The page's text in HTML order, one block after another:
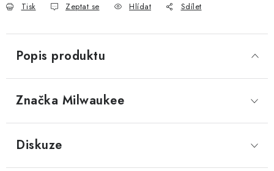
Tisk Zeptat se Hlídat Sdílet
Popis produktu
Značka Milwaukee
Diskuze